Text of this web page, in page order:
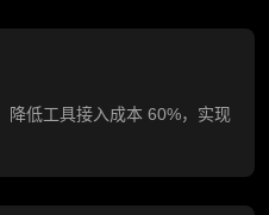
降低工具接入成本 60%，实现